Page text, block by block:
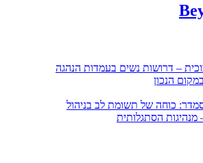
– דרושות נשים בעמדות הנהגה
הנכון
כוחה של תשומת לב בניהול
הסתגלותית